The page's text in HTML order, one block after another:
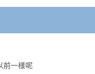
前一樣呢